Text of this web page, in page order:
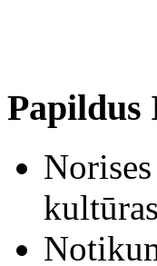
Papildus